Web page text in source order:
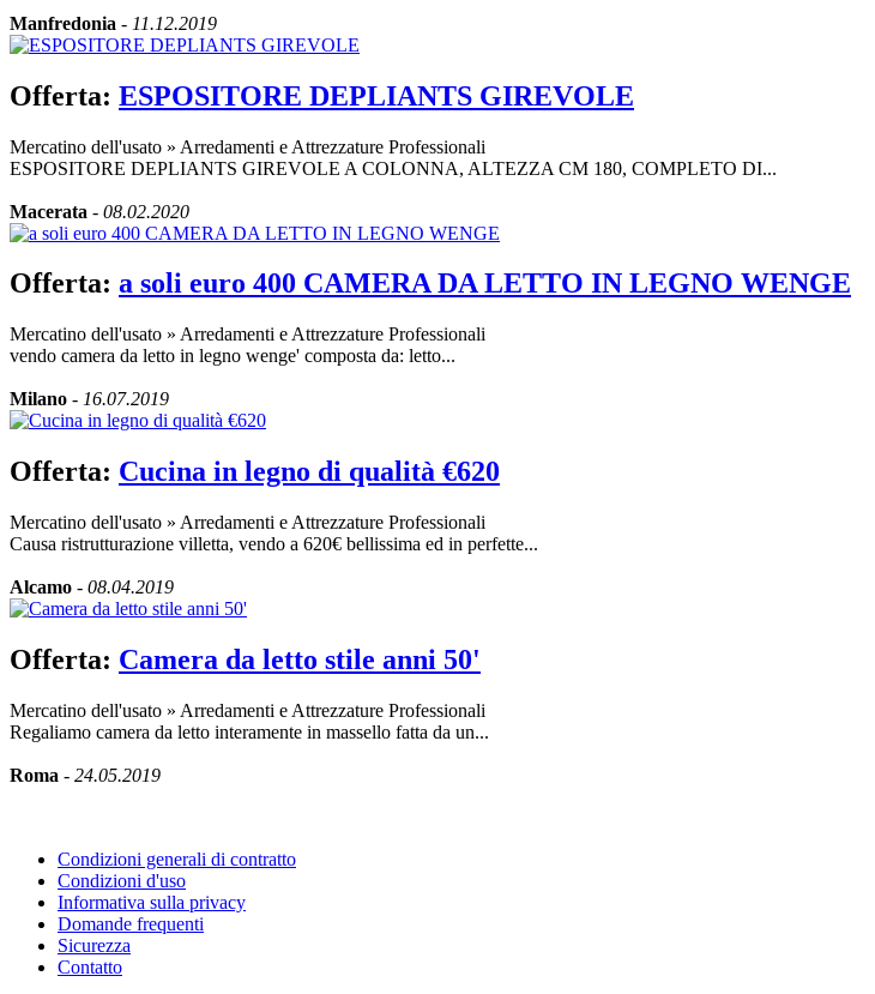
Manfredonia - 11.12.2019
Offerta: ESPOSITORE DEPLIANTS GIREVOLE
Mercatino dell'usato » Arredamenti e Attrezzature Professionali
ESPOSITORE DEPLIANTS GIREVOLE A COLONNA, ALTEZZA CM 180, COMPLETO DI...
Macerata - 08.02.2020
Offerta: a soli euro 400 CAMERA DA LETTO IN LEGNO WENGE
Mercatino dell'usato » Arredamenti e Attrezzature Professionali
vendo camera da letto in legno wenge' composta da: letto...
Milano - 16.07.2019
Offerta: Cucina in legno di qualità €620
Mercatino dell'usato » Arredamenti e Attrezzature Professionali
Causa ristrutturazione villetta, vendo a 620€ bellissima ed in perfette...
Alcamo - 08.04.2019
Offerta: Camera da letto stile anni 50'
Mercatino dell'usato » Arredamenti e Attrezzature Professionali
Regaliamo camera da letto interamente in massello fatta da un...
Roma - 24.05.2019
Condizioni generali di contratto
Condizioni d'uso
Informativa sulla privacy
Domande frequenti
Sicurezza
Contatto